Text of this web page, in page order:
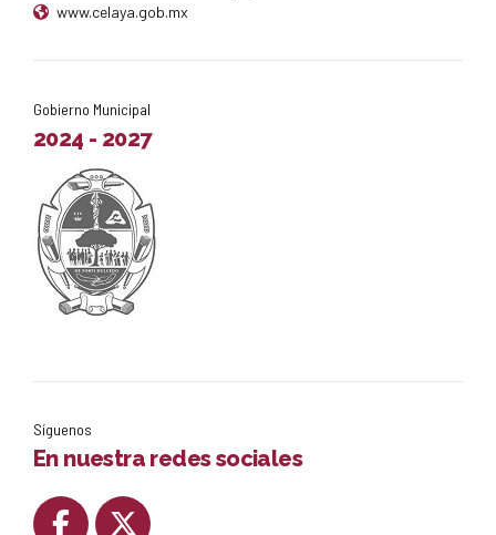
www.celaya.gob.mx
Gobierno Municipal
2024 - 2027
Síguenos
En nuestra redes sociales